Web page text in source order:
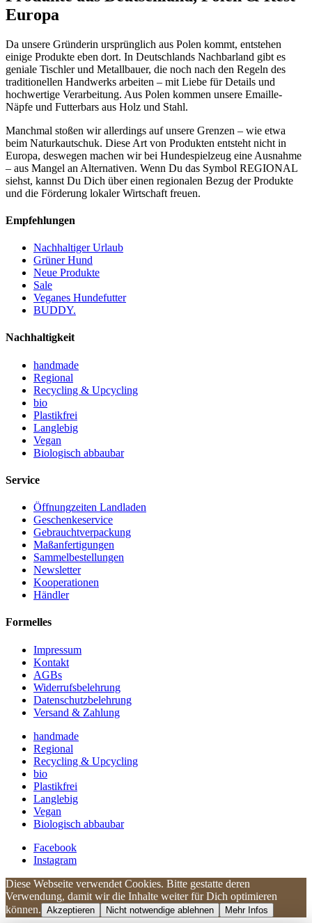
Europa
Da unsere Gründerin ursprünglich aus Polen kommt, entstehen
einige Produkte eben dort. In Deutschlands Nachbarland gibt es
geniale Tischler und Metallbauer, die noch nach den Regeln des
traditionellen Handwerks arbeiten – mit Liebe für Details und
hochwertige Verarbeitung. Aus Polen kommen unsere Emaille-
Näpfe und Futterbars aus Holz und Stahl.
Manchmal stoßen wir allerdings auf unsere Grenzen – wie etwa
beim Naturkautschuk. Diese Art von Produkten entsteht nicht in
Europa, deswegen machen wir bei Hundespielzeug eine Ausnahme
– aus Mangel an Alternativen. Wenn Du das Symbol REGIONAL
siehst, kannst Du Dich über einen regionalen Bezug der Produkte
und die Förderung lokaler Wirtschaft freuen.
Empfehlungen
Nachhaltiger Urlaub
Grüner Hund
Neue Produkte
Sale
Veganes Hundefutter
BUDDY.
Nachhaltigkeit
handmade
Regional
Recycling & Upcycling
bio
Plastikfrei
Langlebig
Vegan
Biologisch abbaubar
Service
Öffnungzeiten Landladen
Geschenkeservice
Gebrauchtverpackung
Maßanfertigungen
Sammelbestellungen
Newsletter
Kooperationen
Händler
Formelles
Impressum
Kontakt
AGBs
Widerrufsbelehrung
Datenschutzbelehrung
Versand & Zahlung
handmade
Regional
Recycling & Upcycling
bio
Plastikfrei
Langlebig
Vegan
Biologisch abbaubar
Facebook
Instagram
Diese Webseite verwendet Cookies. Bitte gestatte deren
Verwendung, damit wir die Inhalte weiter für Dich optimieren
können. Akzeptieren Nicht notwendige ablehnen Mehr Infos
Kundenbewertungen und Erfahrungen zu
UNIQUE DOG